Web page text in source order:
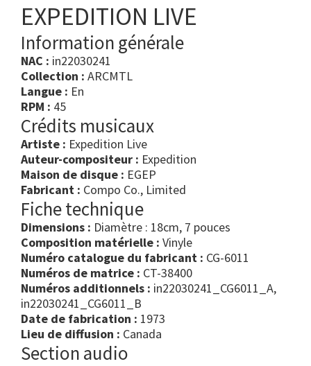
EXPEDITION LIVE
Information générale
NAC : in22030241
Collection : ARCMTL
Langue : En
RPM : 45
Crédits musicaux
Artiste : Expedition Live
Auteur-compositeur : Expedition
Maison de disque : EGEP
Fabricant : Compo Co., Limited
Fiche technique
Dimensions : Diamètre : 18cm, 7 pouces
Composition matérielle : Vinyle
Numéro catalogue du fabricant : CG-6011
Numéros de matrice : CT-38400
Numéros additionnels : in22030241_CG6011_A,
in22030241_CG6011_B
Date de fabrication : 1973
Lieu de diffusion : Canada
Section audio